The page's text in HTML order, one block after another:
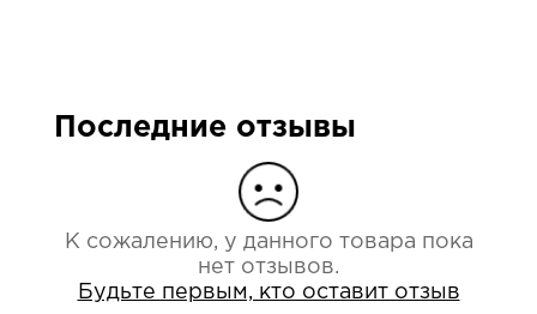
Последние отзывы
К сожалению, у данного товара пока
нет отзывов.
Будьте первым, кто оставит отзыв